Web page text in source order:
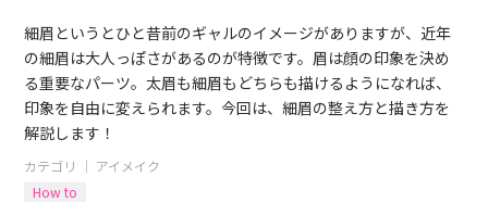
細眉というとひと昔前のギャルのイメージがありますが、近年
の細眉は大人っぽさがあるのが特徴です。眉は顔の印象を決め
る重要なパーツ。太眉も細眉もどちらも描けるようになれば、
印象を自由に変えられます。今回は、細眉の整え方と描き方を
解説します！
カテゴリ ｜ アイメイク
How to